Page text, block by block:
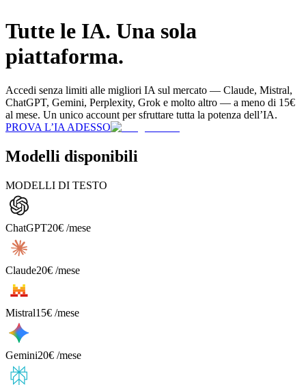
Tutte le IA. Una sola
piattaforma.
Accedi senza limiti alle migliori IA sul mercato — Claude, Mistral,
ChatGPT, Gemini, Perplexity, Grok e molto altro — a meno di 15€
al mese. Un unico account per sfruttare tutta la potenza dell’IA.
PROVA L’IA ADESSO
Modelli disponibili
MODELLI DI TESTO
ChatGPT20€ /mese
Claude20€ /mese
Mistral15€ /mese
Gemini20€ /mese